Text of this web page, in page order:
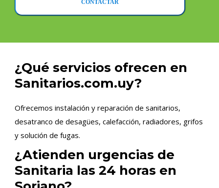
CONTACTAR
¿Qué servicios ofrecen en
Sanitarios.com.uy?
Ofrecemos instalación y reparación de sanitarios,
desatranco de desagües, calefacción, radiadores, grifos
y solución de fugas.
¿Atienden urgencias de
Sanitaria las 24 horas en